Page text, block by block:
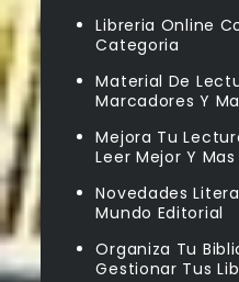
Libreria Online
Categoria
Material De
Marcadores Y
Mejora Tu
Leer Mejor Y
Novedades
Mundo Editorial
Organiza Tu
Gestionar Tus